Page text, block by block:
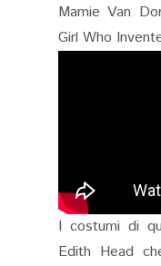
Mamie Van
Girl Who
I costumi di
Edith Head